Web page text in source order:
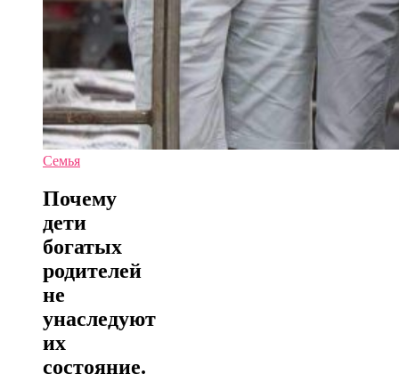
Семья
Почему
дети
богатых
родителей
не
унаследуют
их
состояние.